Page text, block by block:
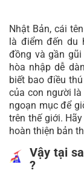
Nhật Bản, cái
là điểm đến du
đồng và gần gũi
hòa nhập dễ
biết bao điều
của con người
ngoạn mục để
trên thế giới. Hãy
hoàn thiện bản
Vậy tại
?